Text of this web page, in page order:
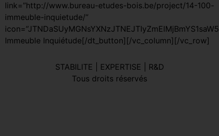
link=”http://www.bureau-etudes-bois.be/project/14-100-
immeuble-inquietude/”
Immeuble Inquiétude[/dt_button][/vc_column][/vc_row]
STABILITE | EXPERTISE | R&D
Tous droits réservés